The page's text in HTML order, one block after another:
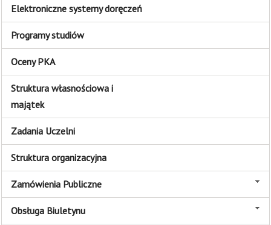
Elektroniczne systemy doręczeń
Programy studiów
Oceny PKA
Struktura własnościowa i
majątek
Zadania Uczelni
Struktura organizacyjna
Zamówienia Publiczne
Obsługa Biuletynu